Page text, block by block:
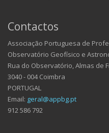
Contactos
Associação Portuguesa de
Observatório Geofísico e
Rua do Observatório, Almas de
3040 - 004 Coimbra
PORTUGAL
Email: geral@appbg.pt
912 586 792